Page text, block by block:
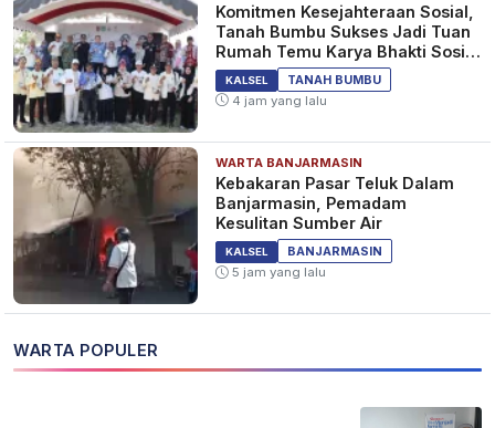
Komitmen Kesejahteraan Sosial,
Tanah Bumbu Sukses Jadi Tuan
Rumah Temu Karya Bhakti Sosial
PSM Ke-23
KALSEL
TANAH BUMBU
4 jam yang lalu
WARTA BANJARMASIN
Kebakaran Pasar Teluk Dalam
Banjarmasin, Pemadam
Kesulitan Sumber Air
KALSEL
BANJARMASIN
5 jam yang lalu
WARTA POPULER